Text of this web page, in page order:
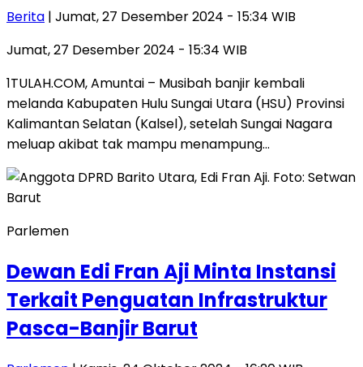
Berita | Jumat, 27 Desember 2024 - 15:34 WIB
Jumat, 27 Desember 2024 - 15:34 WIB
1TULAH.COM, Amuntai – Musibah banjir kembali
melanda Kabupaten Hulu Sungai Utara (HSU) Provinsi
Kalimantan Selatan (Kalsel), setelah Sungai Nagara
meluap akibat tak mampu menampung…
Parlemen
Dewan Edi Fran Aji Minta Instansi
Terkait Penguatan Infrastruktur
Pasca-Banjir Barut